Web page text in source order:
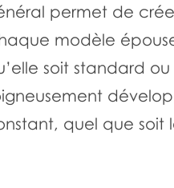
permet de
modèle
soit standard
quel que soit